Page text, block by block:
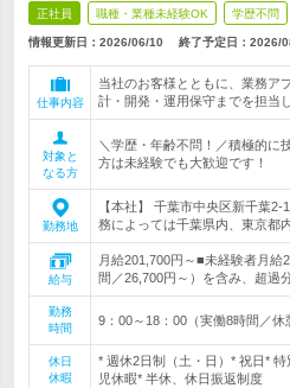
正社員 職種・業種未経験OK 学歴不問
情報更新日：2026/06/10 終了予定日： 2026/
仕事内容
当社のお客様とともに、業務ア
計・開発・運用保守までを担当
対象と
なる方
＼学歴・年齢不問！／積極的に
方は未経験でも大歓迎です！
勤務地
【本社】 千葉市中央区新千葉
務によっては千葉県内、東京都
給与
月給201,700円～■未経験者月
間／26,700円～）を含み、超過
勤務
時間
9：00～18：00（実働8時間／
休日
休暇
* 週休2日制（土・日）* 祝日*
児休暇* 半休、休日振返制度